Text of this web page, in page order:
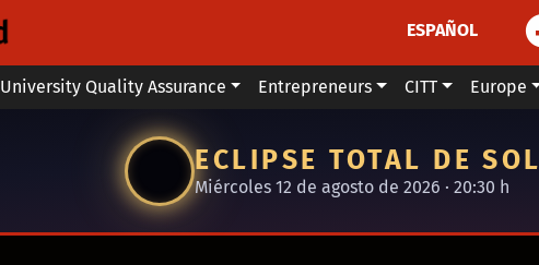
ESPAÑOL
University Quality Assurance Entrepreneurs CITT Europe
ECLIPSE TOTAL DE SOL
Miércoles 12 de agosto de 2026 · 20:30 h